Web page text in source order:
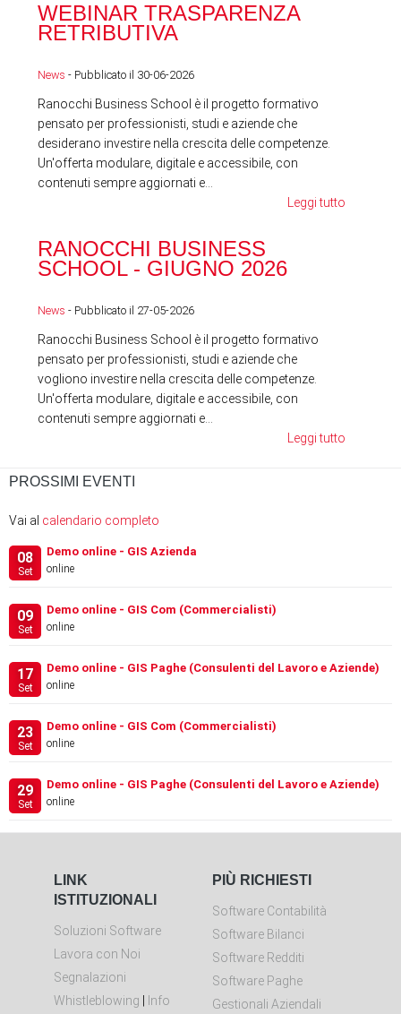
WEBINAR TRASPARENZA
RETRIBUTIVA
News - Pubblicato il 30-06-2026
Ranocchi Business School è il progetto formativo
pensato per professionisti, studi e aziende che
desiderano investire nella crescita delle competenze.
Un'offerta modulare, digitale e accessibile, con
contenuti sempre aggiornati e...
Leggi tutto
RANOCCHI BUSINESS
SCHOOL - GIUGNO 2026
News - Pubblicato il 27-05-2026
Ranocchi Business School è il progetto formativo
pensato per professionisti, studi e aziende che
vogliono investire nella crescita delle competenze.
Un'offerta modulare, digitale e accessibile, con
contenuti sempre aggiornati e...
Leggi tutto
PROSSIMI EVENTI
Vai al calendario completo
08
Set
Demo online - GIS Azienda
online
09
Set
Demo online - GIS Com (Commercialisti)
online
17
Set
Demo online - GIS Paghe (Consulenti del Lavoro e Aziende)
online
23
Set
Demo online - GIS Com (Commercialisti)
online
29
Set
Demo online - GIS Paghe (Consulenti del Lavoro e Aziende)
online
LINK
ISTITUZIONALI
Soluzioni Software
Lavora con Noi
Segnalazioni
Whistleblowing
Info
PIÙ RICHIESTI
Software Contabilità
Software Bilanci
Software Redditi
Software Paghe
Gestionali Aziendali